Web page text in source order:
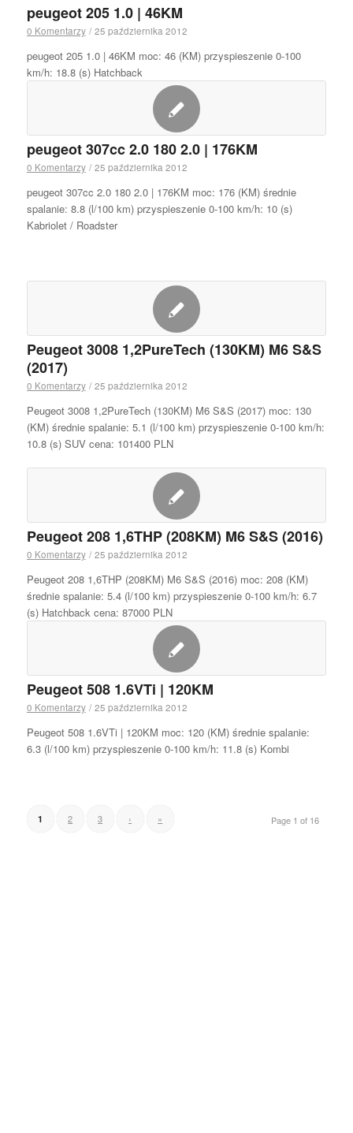
peugeot 205 1.0 | 46KM
0 Komentarzy / 25 października 2012
peugeot 205 1.0 | 46KM moc: 46 (KM) przyspieszenie 0-100
km/h: 18.8 (s) Hatchback
peugeot 307cc 2.0 180 2.0 | 176KM
0 Komentarzy / 25 października 2012
peugeot 307cc 2.0 180 2.0 | 176KM moc: 176 (KM) średnie
spalanie: 8.8 (l/100 km) przyspieszenie 0-100 km/h: 10 (s)
Kabriolet / Roadster
Peugeot 3008 1,2PureTech (130KM) M6 S&S
(2017)
0 Komentarzy / 25 października 2012
Peugeot 3008 1,2PureTech (130KM) M6 S&S (2017) moc: 130
(KM) średnie spalanie: 5.1 (l/100 km) przyspieszenie 0-100 km/h:
10.8 (s) SUV cena: 101400 PLN
Peugeot 208 1,6THP (208KM) M6 S&S (2016)
0 Komentarzy / 25 października 2012
Peugeot 208 1,6THP (208KM) M6 S&S (2016) moc: 208 (KM)
średnie spalanie: 5.4 (l/100 km) przyspieszenie 0-100 km/h: 6.7
(s) Hatchback cena: 87000 PLN
Peugeot 508 1.6VTi | 120KM
0 Komentarzy / 25 października 2012
Peugeot 508 1.6VTi | 120KM moc: 120 (KM) średnie spalanie:
6.3 (l/100 km) przyspieszenie 0-100 km/h: 11.8 (s) Kombi
Page 1 of 16
1 2 3 › »